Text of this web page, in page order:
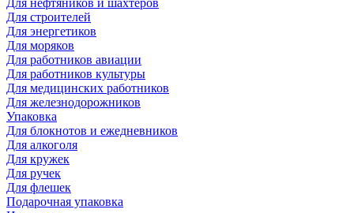
Для нефтяников и шахтеров
Для строителей
Для энергетиков
Для моряков
Для работников авиации
Для работников культуры
Для медицинских работников
Для железнодорожников
Упаковка
Для блокнотов и ежедневников
Для алкоголя
Для кружек
Для ручек
Для флешек
Подарочная упаковка